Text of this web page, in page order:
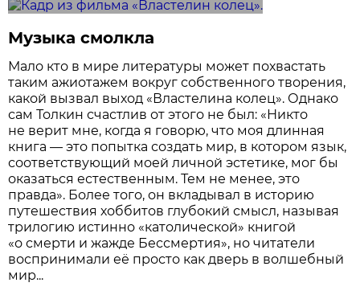
Музыка смолкла
Мало кто в мире литературы может похвастать
таким ажиотажем вокруг собственного творения,
какой вызвал выход «Властелина колец». Однако
сам Толкин счастлив от этого не был: «Никто
не верит мне, когда я говорю, что моя длинная
книга — это попытка создать мир, в котором язык,
соответствующий моей личной эстетике, мог бы
оказаться естественным. Тем не менее, это
правда». Более того, он вкладывал в историю
путешествия хоббитов глубокий смысл, называя
трилогию истинно «католической» книгой
«о смерти и жажде Бессмертия», но читатели
воспринимали её просто как дверь в волшебный
мир...